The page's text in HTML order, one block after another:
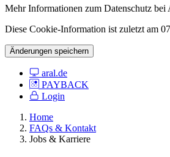
Mehr Informationen zum Datenschutz bei
Diese Cookie-Information ist zuletzt am
Änderungen speichern
aral.de
PAYBACK
Login
Home
FAQs & Kontakt
Jobs & Karriere